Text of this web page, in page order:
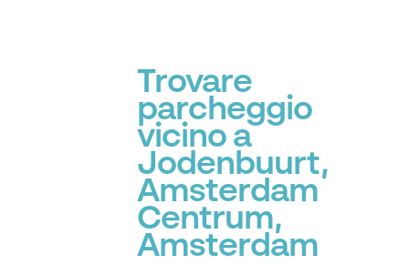
Trovare
parcheggio
vicino a
Jodenbuurt,
Amsterdam
Centrum,
Amsterdam